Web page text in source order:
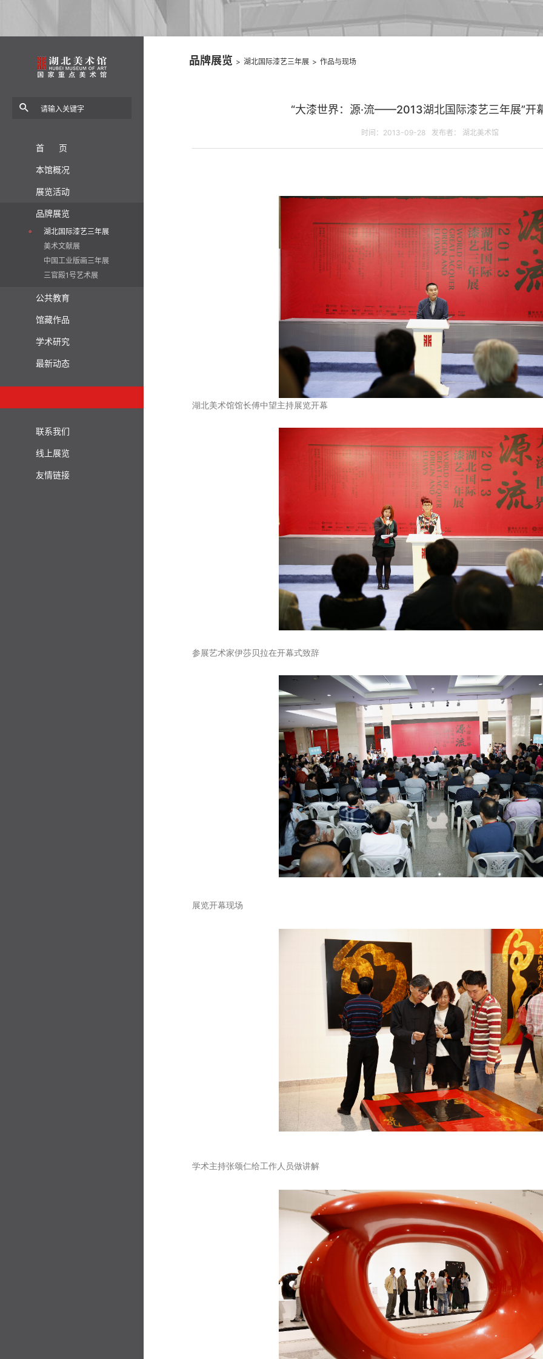
首 页
本馆概况
展览活动
品牌展览
湖北国际漆艺三年展
美术文献展
中国工业版画三年展
三官殿1号艺术展
公共教育
馆藏作品
学术研究
最新动态
联系我们
线上展览
友情链接
品牌展览 > 湖北国际漆艺三年展 > 作品与现场
“大漆世界：源·流——2013湖北国际漆艺三年展”开
时间：2013-09-28 发布者： 湖北美术馆
湖北美术馆馆长傅中望主持展览开幕
参展艺术家伊莎贝拉在开幕式致辞
展览开幕现场
学术主持张颂仁给工作人员做讲解